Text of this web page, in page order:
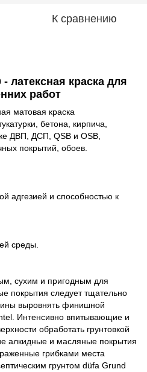
К сравнению
латексная краска для
работ
матовая краска
бетона, кирпича,
ДВП, ДСП, QSB и OSB,
покрытий, обоев.
адгезией и способностью к
среды.
сухим и пригодным для
покрытия следует тщательно
выровнять финишной
Интенсивно впитывающие и
обработать грунтовкой
алкидные и масляные покрытия
грибками места
грунтом düfa Grund